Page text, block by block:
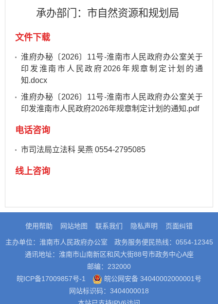
承办部门：市自然资源和规划局
文件下载
淮府办秘〔2026〕11号-淮南市人民政府办公室关于
印发淮南市人民政府2026年规章制定计划的通
知.docx
淮府办秘〔2026〕11号-淮南市人民政府办公室关于
印发淮南市人民政府2026年规章制定计划的通知.pdf
电话咨询
市司法局立法科 吴燕 0554-2795085
线上咨询
使用帮助 网站地图 联系我们 隐私声明 页面纠错
主办单位：淮南市人民政府办公室
政务服务便民热线：0554-12345
通讯地址：淮南市山南新区和风大街88号市政务中心A座
邮编：232000
皖ICP备17009857号-1
皖公网安备 34040002000001号
网站标识码：3404000018